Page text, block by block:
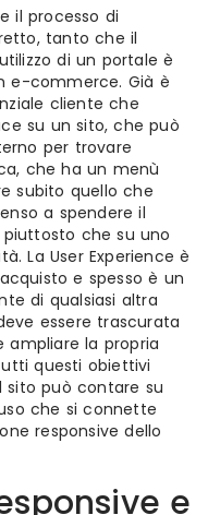
il processo di
tanto che il
di un portale è
e-commerce. Già è
cliente che
su un sito, che può
per trovare
che ha un menù
subito quello che
a spendere il
che su uno
La User Experience è
e spesso è un
di qualsiasi altra
essere trascurata
ampliare la propria
questi obiettivi
sito può contare su
che si connette
responsive dello
e